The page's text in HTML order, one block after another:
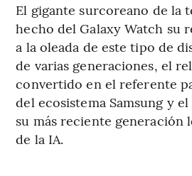
El gigante surcoreano de la
hecho del Galaxy Watch su
a la oleada de este tipo de
de varias generaciones, el
convertido en el referente
del ecosistema Samsung y
su más reciente generación
de la IA.